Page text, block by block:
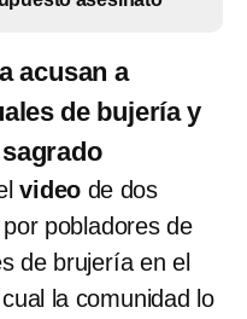
acusan a
de bujería y
video de dos
pobladores de
de brujería en el
la comunidad lo